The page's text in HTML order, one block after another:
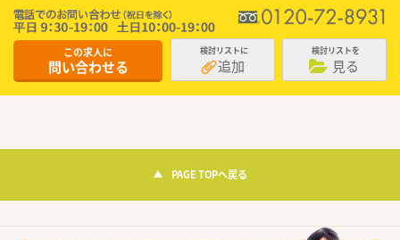
この求人に
問い合わせる
検討リストに
追加
検討リストを
見る
PAGE TOPへ戻る